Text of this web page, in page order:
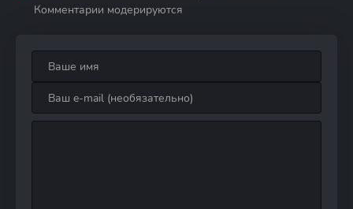
Комментарии модерируются